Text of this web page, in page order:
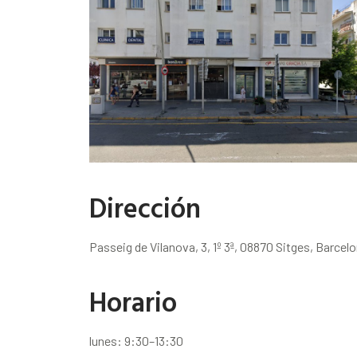
Dirección
Passeig de Vilanova, 3, 1º 3ª, 08870 Sitges,
Horario
lunes: 9:30–13:30